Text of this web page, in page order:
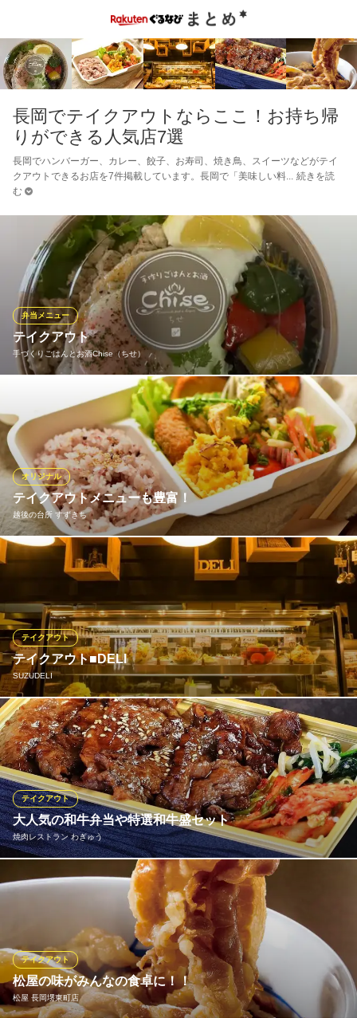
長岡でテイクアウトならここ！お持ち帰
りができる人気店7選
長岡でハンバーガー、カレー、餃子、お寿司、焼き鳥、スイーツなどがテイ
クアウトできるお店を7件掲載しています。長岡で「美味しい料
続きを読
む
テイクアウト
手づくりごはんとお酒Chise（ちせ）
弁当メニュー
ランチタイムはテイクアウトのみ！日替わりなので、お気軽にお
問い合わせください。
手づくりごはんとお酒Chise（ちせ）
手づくり料理居酒屋
ＪＲ宮内駅 徒歩48分
新潟県長岡市下山3-1181
テイクアウトメニューも豊富！
越後の台所 すずきち
オリジナル
すずきちのメニューをご自宅でも楽しんで頂けます！ オードブル
はご予算に応じてお作りできますので、お問い合わせ下さい！ そ
けるとスムーズにお渡し出来ます！
越後の台所 すずきち
”長岡野菜”を食べよう
ＪＲ長岡駅 車10分
新潟県長岡市古正寺2-78
テイクアウト■DELI
SUZUDELI
テイクアウト
ショーケースの中にあるデリ（お惣菜）を１パックからお持ち帰
りできます！おかずを３品～４品とご飯またはパンのお弁当タイ
プやおかずのみのお得な４品パックをご用意しています。そのほ
か地元産の新鮮野菜をふんだんに使ったオードブル（要予約）も
ございます♪
SUZUDELI
長岡系カフェ食堂
ＪＲ信越本線長岡駅西口 車10分
新潟県長岡市千秋2-278 リバーサイド千秋1F
大人気の和牛弁当や特選和牛盛セット
焼肉レストラン わぎゅう
テイクアウト
「和牛上カルビ弁当」2,200円。こちらのお弁当は、病院関係やロ
ケ弁当のお客様からの支持率高い人気メニューです！ ※ちょっと
贅沢なわぎゅうのお弁当を一般販売開始も行っております。
焼肉レストラン わぎゅう
長岡の焼肉レストラン
ＪＲ長岡駅 車10分
新潟県長岡市三ツ郷屋2-6-1
松屋の味がみんなの食卓に！！
松屋 長岡堺東町店
テイクアウト